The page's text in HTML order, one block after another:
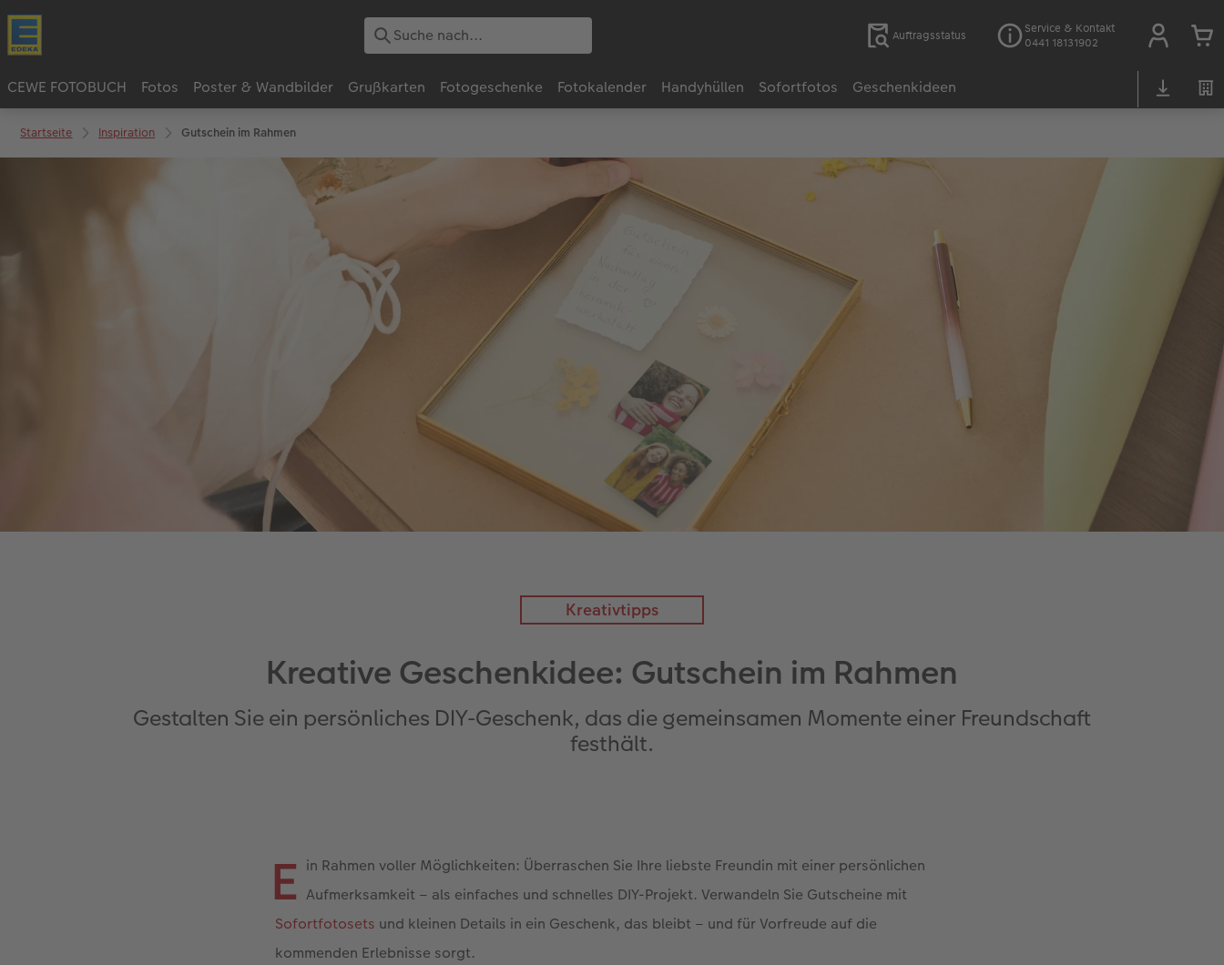
Auftragsstatus
Service & Kontakt
0441 18131902
CEWE FOTOBUCH Fotos Poster & Wandbilder Grußkarten Fotogeschenke Fotokalender Handyhüllen Sofortfotos Geschenkideen
Startseite Inspiration Gutschein im Rahmen
Kreativtipps
Kreative Geschenkidee: Gutschein im Rahmen
Gestalten Sie ein persönliches DIY-Geschenk, das die gemeinsamen Momente einer Freundschaft
festhält.
E in Rahmen voller Möglichkeiten: Überraschen Sie Ihre liebste Freundin mit einer persönlichen
Aufmerksamkeit – als einfaches und schnelles DIY-Projekt. Verwandeln Sie Gutscheine mit
Sofortfotosets und kleinen Details in ein Geschenk, das bleibt – und für Vorfreude auf die
kommenden Erlebnisse sorgt.